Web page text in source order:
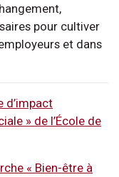
pour cultiver
et dans
d’impact
» de l’École de
« Bien-être à